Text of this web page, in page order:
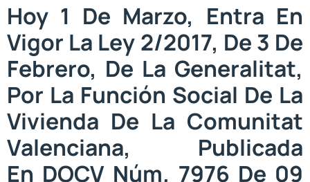
Hoy 1 De Marzo, Entra En
Vigor La Ley 2/2017, De 3 De
Febrero, De La Generalitat,
Por La Función Social De La
Vivienda De La Comunitat
Valenciana, Publicada
En DOCV Núm. 7976 De 09